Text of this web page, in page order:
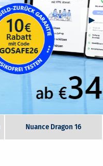
▶︎
Nuance Dragon 16